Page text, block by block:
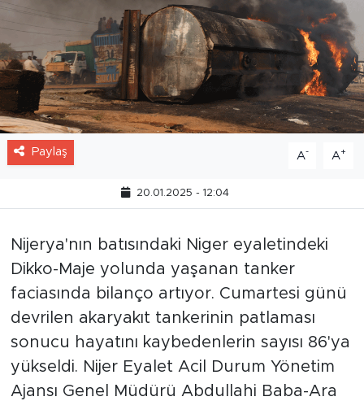
Paylaş A- A+
20.01.2025 - 12:04
Nijerya'nın batısındaki Niger eyaletindeki
Dikko-Maje yolunda yaşanan tanker
faciasında bilanço artıyor. Cumartesi günü
devrilen akaryakıt tankerinin patlaması
sonucu hayatını kaybedenlerin sayısı 86'ya
yükseldi. Nijer Eyalet Acil Durum Yönetim
Ajansı Genel Müdürü Abdullahi Baba-Ara